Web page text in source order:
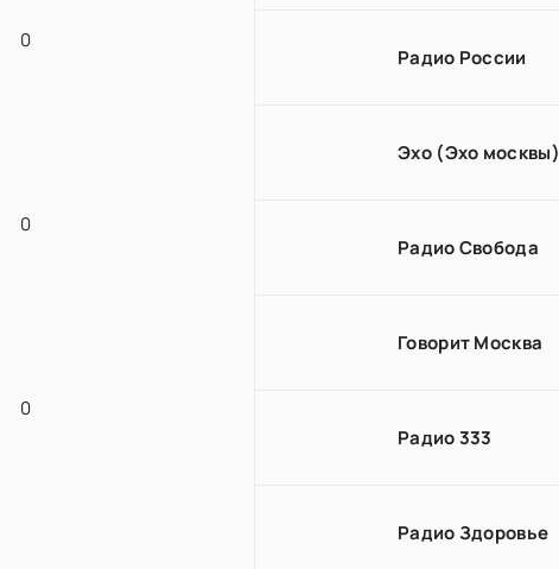
0
0
0
Радио России
Эхо (Эхо москвы)
Радио Свобода
Говорит Москва
Радио 333
Радио Здоровье